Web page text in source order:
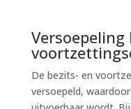
Versoepeling
De bezits- en
versoepeld,